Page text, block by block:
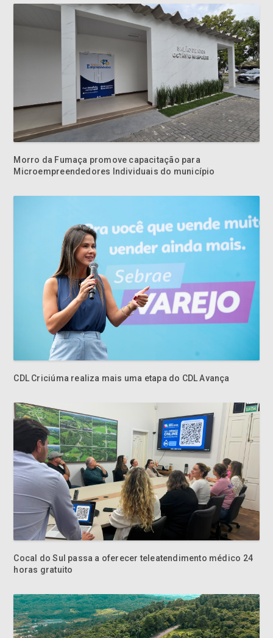
Morro da Fumaça promove capacitação para
Microempreendedores Individuais do município
CDL Criciúma realiza mais uma etapa do CDL Avança
Cocal do Sul passa a oferecer teleatendimento médico 24
horas gratuito